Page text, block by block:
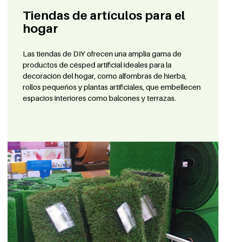
Tiendas de artículos para el
hogar
Las tiendas de DIY ofrecen una amplia gama de
productos de césped artificial ideales para la
decoración del hogar, como alfombras de hierba,
rollos pequeños y plantas artificiales, que embellecen
espacios interiores como balcones y terrazas.